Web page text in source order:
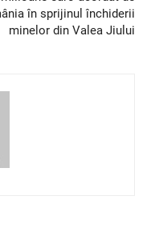
în sprijinul închiderii
minelor din Valea Jiului